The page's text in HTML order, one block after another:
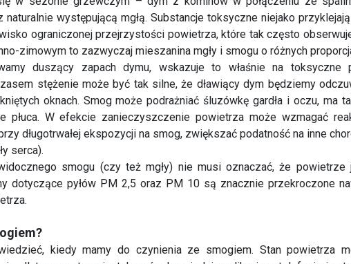
duszący zapach dymu, wskazuje to właśnie na toksyczne
stężenie może być tak silne, że dławiący dym będziemy
oknach. Smog może podrażniać śluzówkę gardła i oczu, ma
płuca. W efekcie zanieczyszczenie powietrza może wzmagać
długotrwałej ekspozycji na smog, zwiększać podatność na inne
serca).
smogu (czy też mgły) nie musi oznaczać, że powietrze
dotyczące pyłów PM 2,5 oraz PM 10 są znacznie przekroczone
kiedy mamy do czynienia ze smogiem. Stan powietrza
dlatego warto zainstalować odpowiednią aplikację w telefonie i
pokazują stan powietrza na mapie Polski.
kiedy możemy wietrzyć mieszkania bez obaw i pozwalać